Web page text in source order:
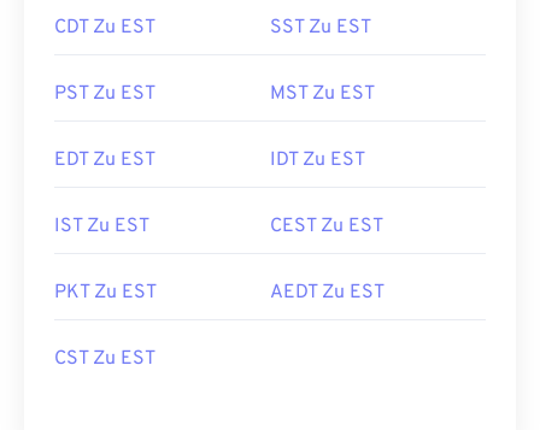
CDT Zu EST SST Zu EST
PST Zu EST MST Zu EST
EDT Zu EST IDT Zu EST
IST Zu EST CEST Zu EST
PKT Zu EST AEDT Zu EST
CST Zu EST